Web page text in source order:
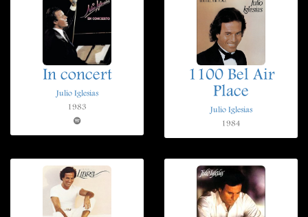
In concert
Julio Iglesias
1983
1100 Bel Air
Place
Julio Iglesias
1984